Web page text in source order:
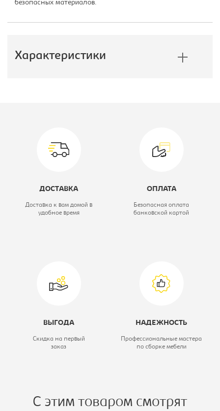
безопасных материалов.
Характеристики
Ширина, мм: 1400
Высота, мм:
ДОСТАВКА
Доставка к вам домой в
удобное время
ОПЛАТА
Безопасная оплата
банковской картой
ВЫГОДА
Скидка на первый
заказ
НАДЕЖНОСТЬ
Профессиональные мастера
по сборке мебели
С этим товаром смотрят